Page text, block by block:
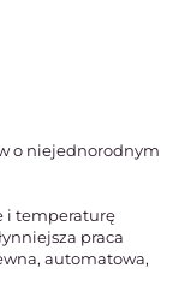
o niejednorodnym
i temperaturę
praca
automatowa,